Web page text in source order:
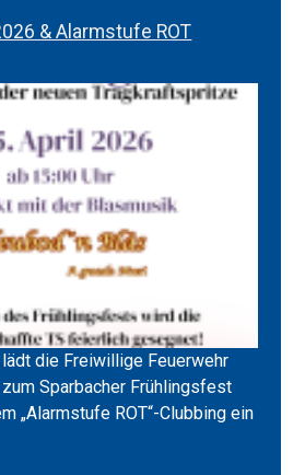
& Alarmstufe ROT
die Freiwillige Feuerwehr
Sparbacher Frühlingsfest
„Alarmstufe ROT“-Clubbing ein